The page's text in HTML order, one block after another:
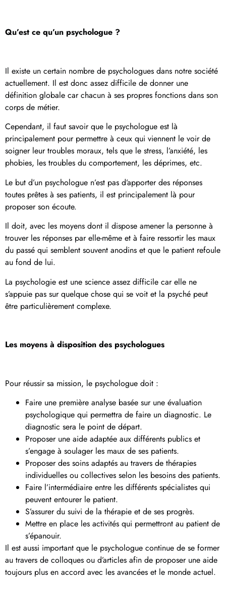
Qu’est ce qu’un psychologue ?
Il existe un certain nombre de psychologues dans notre société
actuellement. Il est donc assez difficile de donner une
définition globale car chacun à ses propres fonctions dans son
corps de métier.
Cependant, il faut savoir que le psychologue est là
principalement pour permettre à ceux qui viennent le voir de
soigner leur troubles moraux, tels que le stress, l’anxiété, les
phobies, les troubles du comportement, les déprimes, etc.
Le but d’un psychologue n’est pas d’apporter des réponses
toutes prêtes à ses patients, il est principalement là pour
proposer son écoute.
Il doit, avec les moyens dont il dispose amener la personne à
trouver les réponses par elle-même et à faire ressortir les maux
du passé qui semblent souvent anodins et que le patient refoule
au fond de lui.
La psychologie est une science assez difficile car elle ne
s’appuie pas sur quelque chose qui se voit et la psyché peut
être particulièrement complexe.
Les moyens à disposition des psychologues
Pour réussir sa mission, le psychologue doit :
Faire une première analyse basée sur une évaluation
psychologique qui permettra de faire un diagnostic. Le
diagnostic sera le point de départ.
Proposer une aide adaptée aux différents publics et
s’engage à soulager les maux de ses patients.
Proposer des soins adaptés au travers de thérapies
individuelles ou collectives selon les besoins des patients.
Faire l’intermédiaire entre les différents spécialistes qui
peuvent entourer le patient.
S’assurer du suivi de la thérapie et de ses progrès.
Mettre en place les activités qui permettront au patient de
s’épanouir.
Il est aussi important que le psychologue continue de se former
au travers de colloques ou d’articles afin de proposer une aide
toujours plus en accord avec les avancées et le monde actuel.